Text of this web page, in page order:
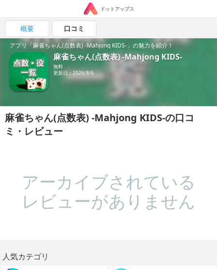
ドットアップス
概要 口コミ
アプリ「麻雀ちゃん(点数表) -Mahjong KIDS-」の魅力を紹介！
麻雀ちゃん(点数表) -Mahjong KIDS-
無料
更新日：2026/8/6
麻雀ちゃん(点数表) -Mahjong KIDS-の口コ
ミ・レビュー
アーカイブされている
レビューがありません
人気カテゴリ